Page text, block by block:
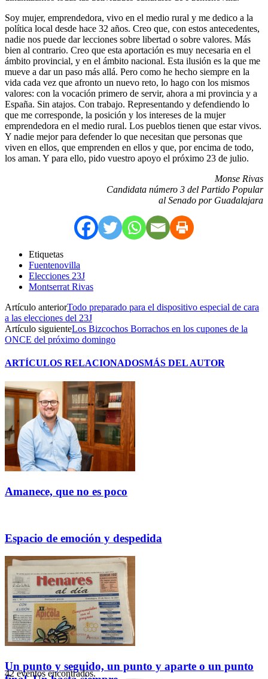
Soy mujer, emprendedora, vivo en el medio rural y me dedico a la
política local desde hace 32 años. Creo que, con estos antecedentes,
nadie nos puede dar lecciones sobre libertad o sobre valores. Más
bien al contrario. Creo que esta aportación es muy necesaria en el
ámbito provincial, y en el ámbito nacional. Esta ilusión es la que me
mueve a dar un paso más allá. Pero como he hecho siempre en la
vida cada vez que afronto un nuevo reto, lo hago con los mismos
valores: con la vocación primero de servir, ahora a mi provincia y a
España. Sin atajos. Con trabajo. Representando y defendiendo lo
que me corresponde, la posición y los intereses de la mujer
emprendedora en el medio rural. Los pueblos tienen que estar vivos.
Y nadie mejor para defender lo que necesitan que personas que
viven en ellos, que emprenden en ellos y que, por encima de todo,
los aman. Y para ello, pido vuestro apoyo el próximo 23 de julio.
Monse Rivas
Candidata número 3 del Partido Popular
al Senado por Guadalajara
Etiquetas
Fuentenovilla
Elecciones 23J
Montserrat Rivas
Artículo anteriorTodo preparado para el dispositivo especial de cara
a las elecciones del 23J
Artículo siguienteLos Bizcochos Borrachos en los cupones de la
ONCE del próximo domingo
ARTÍCULOS RELACIONADOSMÁS DEL AUTOR
Amanece, que no es poco
Espacio de emoción y despedida
Un punto y seguido, un punto y aparte o un punto
42 eventos encontrados.